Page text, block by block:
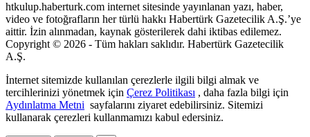
htkulup.haberturk.com internet sitesinde yayınlanan yazı, haber,
video ve fotoğrafların her türlü hakkı Habertürk Gazetecilik A.Ş.’ye
aittir. İzin alınmadan, kaynak gösterilerek dahi iktibas edilemez.
Copyright © 2026 - Tüm hakları saklıdır. Habertürk Gazetecilik
A.Ş.
İnternet sitemizde kullanılan çerezlerle ilgili bilgi almak ve
tercihlerinizi yönetmek için Çerez Politikası , daha fazla bilgi için
Aydınlatma Metni sayfalarını ziyaret edebilirsiniz. Sitemizi
kullanarak çerezleri kullanmamızı kabul edersiniz.